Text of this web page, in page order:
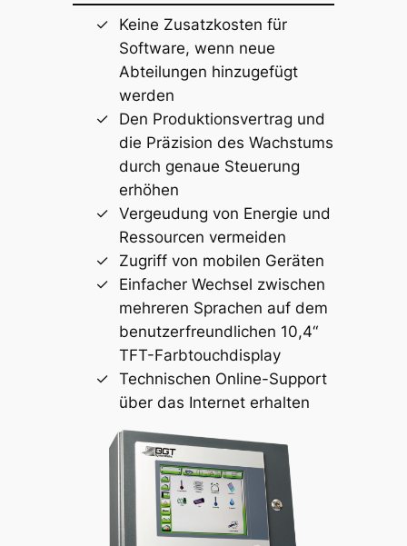
Keine Zusatzkosten für
Software, wenn neue
Abteilungen hinzugefügt
werden
Den Produktionsvertrag und
die Präzision des Wachstums
durch genaue Steuerung
erhöhen
Vergeudung von Energie und
Ressourcen vermeiden
Zugriff von mobilen Geräten
Einfacher Wechsel zwischen
mehreren Sprachen auf dem
benutzerfreundlichen 10,4“
TFT-Farbtouchdisplay
Technischen Online-Support
über das Internet erhalten